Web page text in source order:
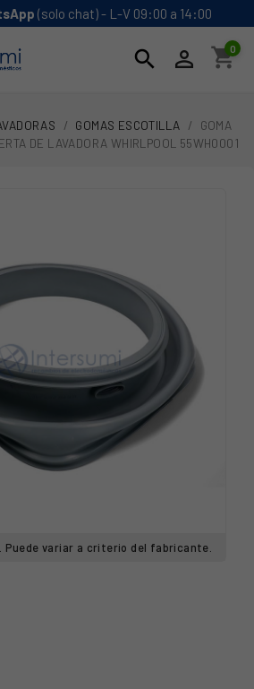
(solo chat) - L-V 09:00 a 14:00
search  shopping_cart
0
GOMAS ESCOTILLA
GOMA
DE LAVADORA WHIRLPOOL 55WH0001
Puede variar a criterio del fabricante.